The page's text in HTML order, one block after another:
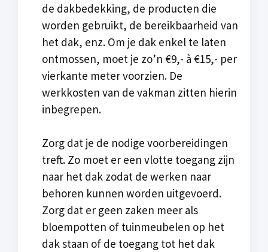
de dakbedekking, de producten die
worden gebruikt, de bereikbaarheid van
het dak, enz. Om je dak enkel te laten
ontmossen, moet je zo’n €9,- à €15,- per
vierkante meter voorzien. De
werkkosten van de vakman zitten hierin
inbegrepen.
Zorg dat je de nodige voorbereidingen
treft. Zo moet er een vlotte toegang zijn
naar het dak zodat de werken naar
behoren kunnen worden uitgevoerd.
Zorg dat er geen zaken meer als
bloempotten of tuinmeubelen op het
dak staan of de toegang tot het dak